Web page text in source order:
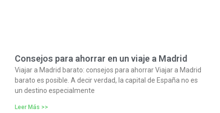
Consejos para ahorrar en un viaje a Madrid
Viajar a Madrid barato: consejos para ahorrar Viajar a Madrid
barato es posible. A decir verdad, la capital de España no es
un destino especialmente
Leer Más >>